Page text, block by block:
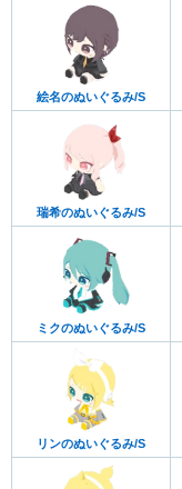
絵名のぬいぐるみ/S
瑞希のぬいぐるみ/S
ミクのぬいぐるみ/S
リンのぬいぐるみ/S